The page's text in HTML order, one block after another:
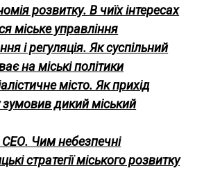
розвитку. В чиїх інтересах
міське управління
і регуляція. Як суспільний
на міські політики
місто. Як прихід
зумовив дикий міський
Чим небезпечні
стратегії міського розвитку